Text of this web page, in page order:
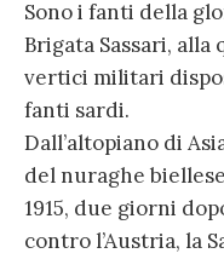
Sono i fanti della
Brigata Sassari, alla
vertici militari
fanti sardi.
Dall’altopiano di
del nuraghe
1915, due giorni
contro l’Austria, la